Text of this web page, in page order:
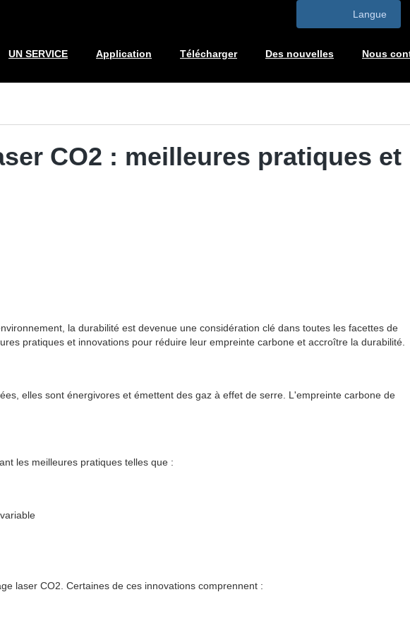
Langue
UN SERVICE Application Télécharger Des nouvelles Nous
CO2 : meilleures pratiques et
la durabilité est devenue une considération clé dans toutes les facettes de
pratiques et innovations pour réduire leur empreinte carbone et accroître la durabilité.
elles sont énergivores et émettent des gaz à effet de serre. L'empreinte carbone de
les meilleures pratiques telles que :
laser CO2. Certaines de ces innovations comprennent :